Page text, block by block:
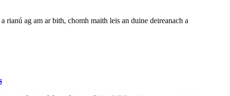
rianú ag am ar bith, chomh maith leis an duine deireanach a